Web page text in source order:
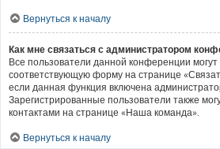
Вернуться к началу
Как мне связаться с администратором
Все пользователи данной конференции могут
соответствующую форму на странице
если данная функция включена
Зарегистрированные пользователи также
контактами на странице «Наша команда».
Вернуться к началу